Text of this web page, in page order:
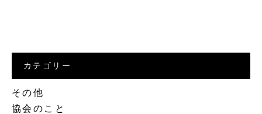
カテゴリー
その他
協会のこと